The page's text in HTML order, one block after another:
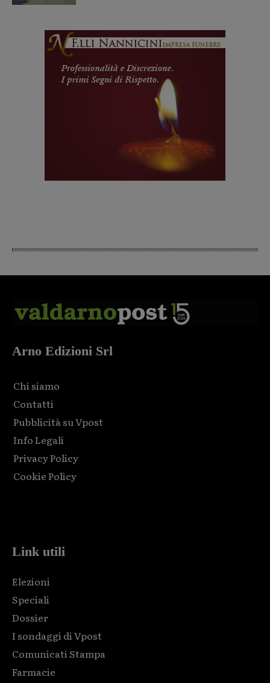
Arno Edizioni Srl
Chi siamo
Contatti
Pubblicità su Vpost
Info Legali
Privacy Policy
Cookie Policy
Link utili
Elezioni
Speciali
Dossier
I sondaggi di Vpost
Comunicati Stampa
Farmacie